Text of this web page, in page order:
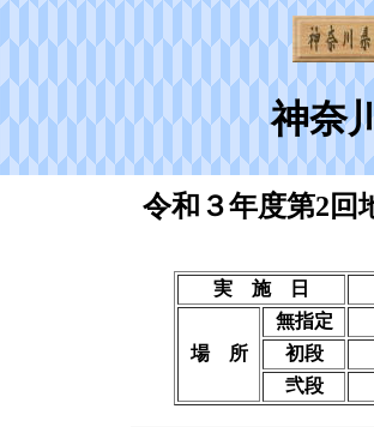
神奈
令和３年度第2回
実 施 日
場 所
無指定
初段
弐段